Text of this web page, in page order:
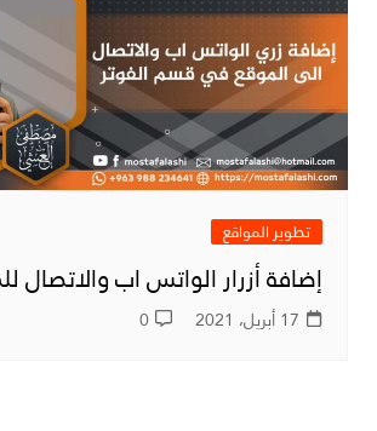
تطوير المواقع
إضافة أزرار الواتس اب والاتصال
17 أبريل، 2021 0